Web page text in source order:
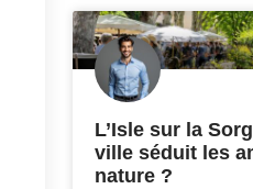
L’Isle sur la
ville séduit les
nature ?